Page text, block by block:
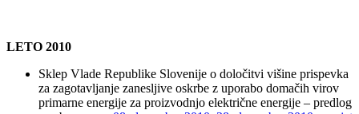
LETO 2010
Sklep Vlade Republike Slovenije o določitvi višine prispevka
za zagotavljanje zanesljive oskrbe z uporabo domačih virov
primarne energije za proizvodnjo električne energije – predlog